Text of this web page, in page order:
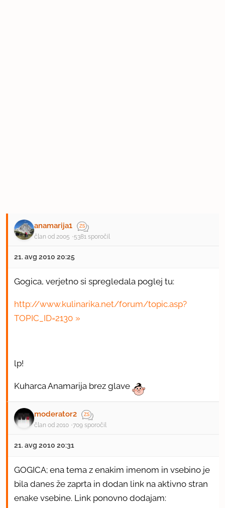
anamarija1
član od 2005 5381 sporočil
21. avg 2010 20:25
Gogica, verjetno si spregledala poglej tu:
http://www.kulinarika.net/forum/topic.asp?
TOPIC_ID=2130
lp!
Kuharca Anamarija brez glave
moderator2
član od 2010 709 sporočil
21. avg 2010 20:31
GOGICA; ena tema z enakim imenom in vsebino je
bila danes že zaprta in dodan link na aktivno stran
enake vsebine. Link ponovno dodajam: